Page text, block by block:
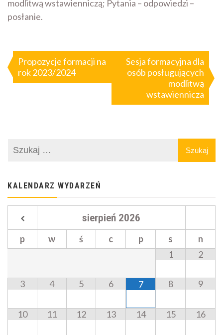
modlitwą wstawienniczą; Pytania – odpowiedzi –
posłanie.
wpisu
Propozycje formacji na
rok 2023/2024
Sesja formacyjna dla
osób posługujących
modlitwą
wstawiennicza
KALENDARZ WYDARZEŃ
sierpień 2026
p w ś c p s
n
1
2
3 4 5 6 7 8 9
10 11 12 13 14 15 16